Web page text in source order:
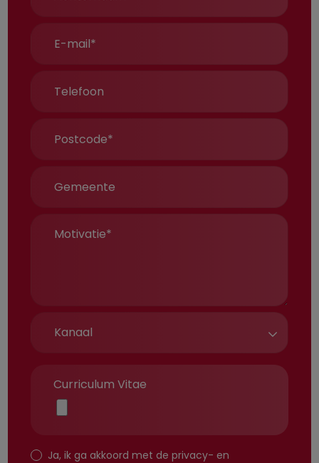
Curriculum Vitae
Ja, ik ga akkoord met de privacy- en